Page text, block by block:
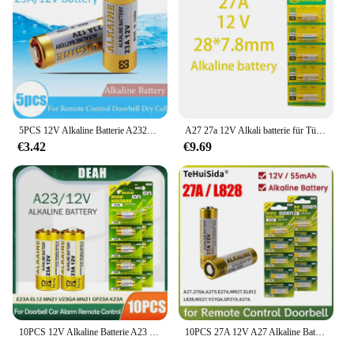
5PCS 12V Alkaline Batterie A2323A 23GA A23S E23A EL12 MN21 MS21 V23GA L1028 GP23A LRV08 geeignet für Fernbedienung Türklingel Spielzeug
€3.42
A27 27a 12V Alkali batterie für Türklingel alarm Fernbedienung g27a mn27 ms27 gp27a vr27 l828 v27ga alk27a a27bp Trocken zellen
€9.69
10PCS 12V Alkaline Batterie A23 23A 23GA A23S E23A EL12 MN21 MS21 V23GA L1028 GP23A LRV08 Für Fernbedienung türklingel Trockenen Zelle 10PCS 27A 12V A27 Alkaline Batterie für Auto Alarm Fernbedienung Türklingel Walkman Trockenen Zelle G27A MN27 MS27 GP27A L828 V27GA R27A